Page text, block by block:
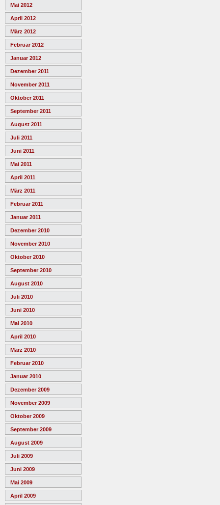
Mai 2012
April 2012
März 2012
Februar 2012
Januar 2012
Dezember 2011
November 2011
Oktober 2011
September 2011
August 2011
Juli 2011
Juni 2011
Mai 2011
April 2011
März 2011
Februar 2011
Januar 2011
Dezember 2010
November 2010
Oktober 2010
September 2010
August 2010
Juli 2010
Juni 2010
Mai 2010
April 2010
März 2010
Februar 2010
Januar 2010
Dezember 2009
November 2009
Oktober 2009
September 2009
August 2009
Juli 2009
Juni 2009
Mai 2009
April 2009